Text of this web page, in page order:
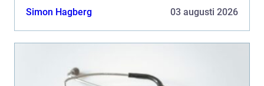
praktisk och stilren sovplat...
Simon Hagberg 03 augusti 2026